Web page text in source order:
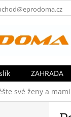
ZAHRADA
své ženy a